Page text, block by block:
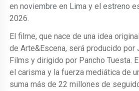
en noviembre en Lima y el estreno
2026.
El filme, que nace de una idea
de Arte&Escena, será producido por
Films y dirigido por Pancho Tuesta.
el carisma y la fuerza mediática de
suma más de 22 millones de